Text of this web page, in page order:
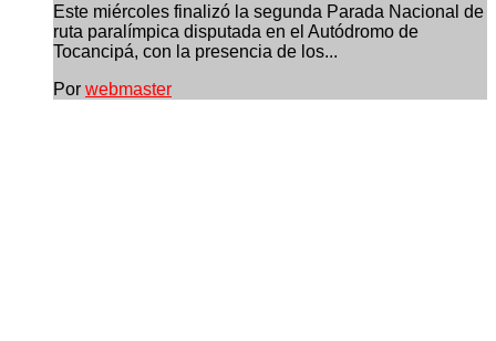
Este miércoles finalizó la segunda Parada Nacional de
ruta paralímpica disputada en el Autódromo de
Tocancipá, con la presencia de los...
Por webmaster